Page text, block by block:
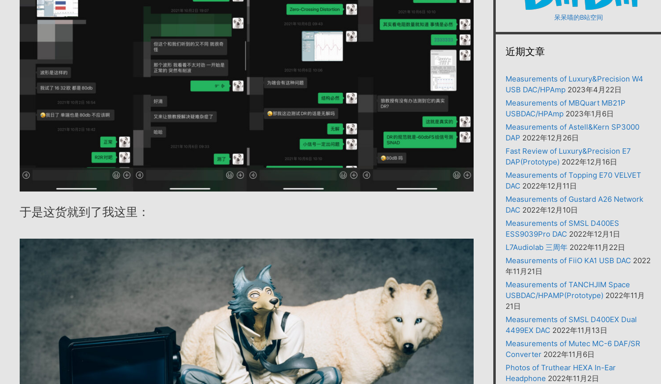
于是这货就到了我这里：
呆呆喵的B站空间
近期文章
Measurements of Luxury&Precision W4
USB DAC/HPAmp 2023年4月22日
Measurements of MBQuart MB21P
USBDAC/HPAmp 2023年1月6日
Measurements of Astell&Kern SP3000
DAP 2022年12月26日
Fast Review of Luxury&Precision E7
DAP(Prototype) 2022年12月16日
Measurements of Topping E70 VELVET
DAC 2022年12月11日
Measurements of Gustard A26 Network
DAC 2022年12月10日
Measurements of SMSL D400ES
ESS9039Pro DAC 2022年12月1日
L7Audiolab 三周年 2022年11月22日
Measurements of FiiO KA1 USB DAC 2022
年11月21日
Measurements of TANCHJIM Space
USBDAC/HPAMP(Prototype) 2022年11月
21日
Measurements of SMSL D400EX Dual
4499EX DAC 2022年11月13日
Measurements of Mutec MC-6 DAF/SR
Converter 2022年11月6日
Photos of Truthear HEXA In-Ear
Headphone 2022年11月2日